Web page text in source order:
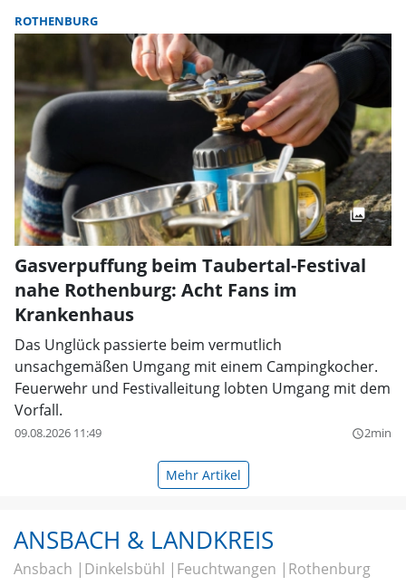
ROTHENBURG
Gasverpuffung beim Taubertal-Festival
nahe Rothenburg: Acht Fans im
Krankenhaus
Das Unglück passierte beim vermutlich
unsachgemäßen Umgang mit einem Campingkocher.
Feuerwehr und Festivalleitung lobten Umgang mit dem
Vorfall.
09.08.2026 11:49 query_builder2min
Mehr Artikel
ANSBACH & LANDKREIS
Ansbach Dinkelsbühl Feuchtwangen Rothenburg